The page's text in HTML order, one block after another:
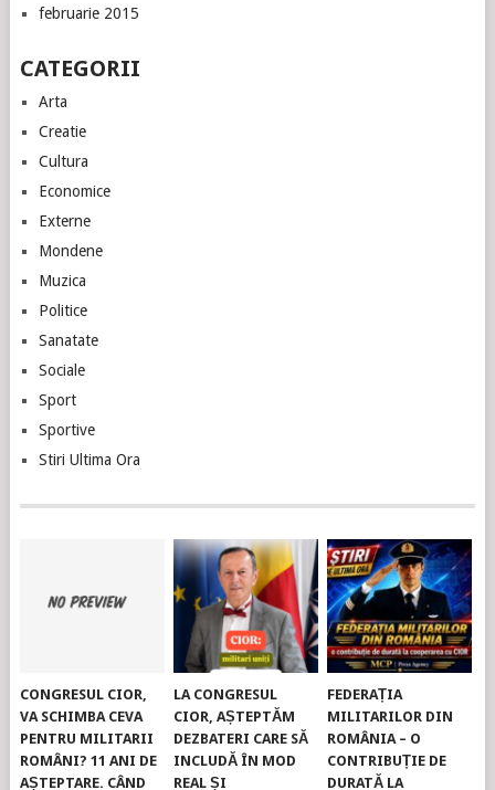
februarie 2015
CATEGORII
Arta
Creatie
Cultura
Economice
Externe
Mondene
Muzica
Politice
Sanatate
Sociale
Sport
Sportive
Stiri Ultima Ora
CONGRESUL CIOR,
VA SCHIMBA CEVA
PENTRU MILITARII
ROMÂNI? 11 ANI DE
AȘTEPTARE. CÂND
LA CONGRESUL
CIOR, AȘTEPTĂM
DEZBATERI CARE SĂ
INCLUDĂ ÎN MOD
REAL ȘI
FEDERAȚIA
MILITARILOR DIN
ROMÂNIA – O
CONTRIBUȚIE DE
DURATĂ LA